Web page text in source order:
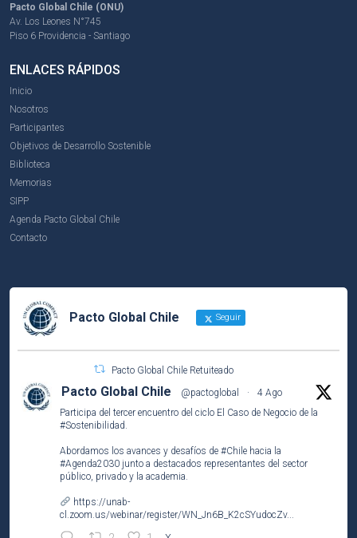
Pacto Global Chile (ONU)
Av. Los Leones N°745
Piso 6 Providencia - Santiago
ENLACES RÁPIDOS
Inicio
Nosotros
Participantes
Objetivos de Desarrollo Sostenible
Biblioteca
Memorias
SIPP
Agenda Pacto Global Chile
Contacto
Pacto Global Chile Seguir
Pacto Global Chile Retuiteado
Pacto Global Chile @pactoglobal ·
4 Ago
Participa del tercer encuentro del ciclo El Caso de Negocio de la
#Sostenibilidad
Abordamos los avances y desafíos de #Chile hacia la
#Agenda2030 junto a destacados representantes del sector
público, privado y la academia.
https://unab-
cl.zoom.us/webinar/register/WN_Jn6B_K2cSYudocZv...